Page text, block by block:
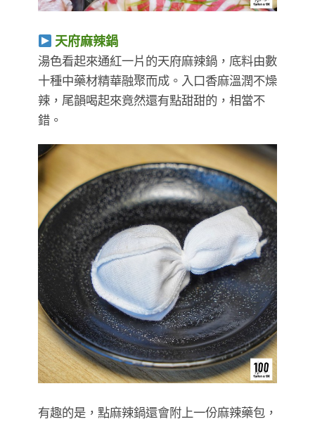
天府麻辣鍋
湯色看起來通紅一片的天府麻辣鍋，底料由數
十種中藥材精華融聚而成。入口香麻溫潤不燥
辣，尾韻喝起來竟然還有點甜甜的，相當不
錯。
有趣的是，點麻辣鍋還會附上一份麻辣藥包，